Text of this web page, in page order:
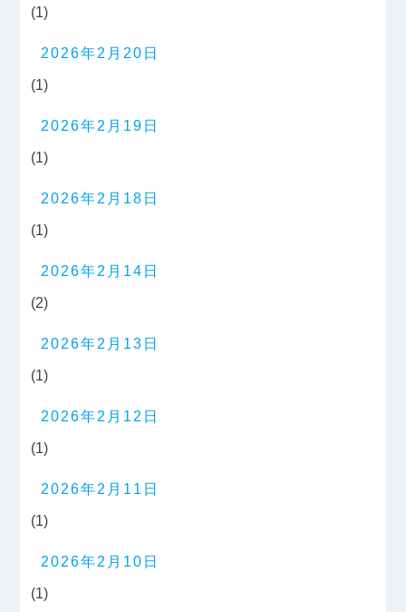
(1)
2026年2月20日
(1)
2026年2月19日
(1)
2026年2月18日
(1)
2026年2月14日
(2)
2026年2月13日
(1)
2026年2月12日
(1)
2026年2月11日
(1)
2026年2月10日
(1)